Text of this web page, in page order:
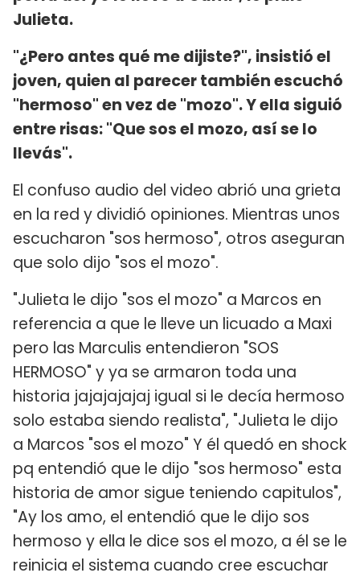
Julieta.
"¿Pero antes qué me dijiste?", insistió el
joven, quien al parecer también escuchó
"hermoso" en vez de "mozo". Y ella siguió
entre risas: "Que sos el mozo, así se lo
llevás".
El confuso audio del video abrió una grieta
en la red y dividió opiniones. Mientras unos
escucharon "sos hermoso", otros aseguran
que solo dijo "sos el mozo".
"Julieta le dijo "sos el mozo" a Marcos en
referencia a que le lleve un licuado a Maxi
pero las Marculis entendieron "SOS
HERMOSO" y ya se armaron toda una
historia jajajajajaj igual si le decía hermoso
solo estaba siendo realista", "Julieta le dijo
a Marcos "sos el mozo" Y él quedó en shock
pq entendió que le dijo "sos hermoso" esta
historia de amor sigue teniendo capitulos",
"Ay los amo, el entendió que le dijo sos
hermoso y ella le dice sos el mozo, a él se le
reinicia el sistema cuando cree escuchar